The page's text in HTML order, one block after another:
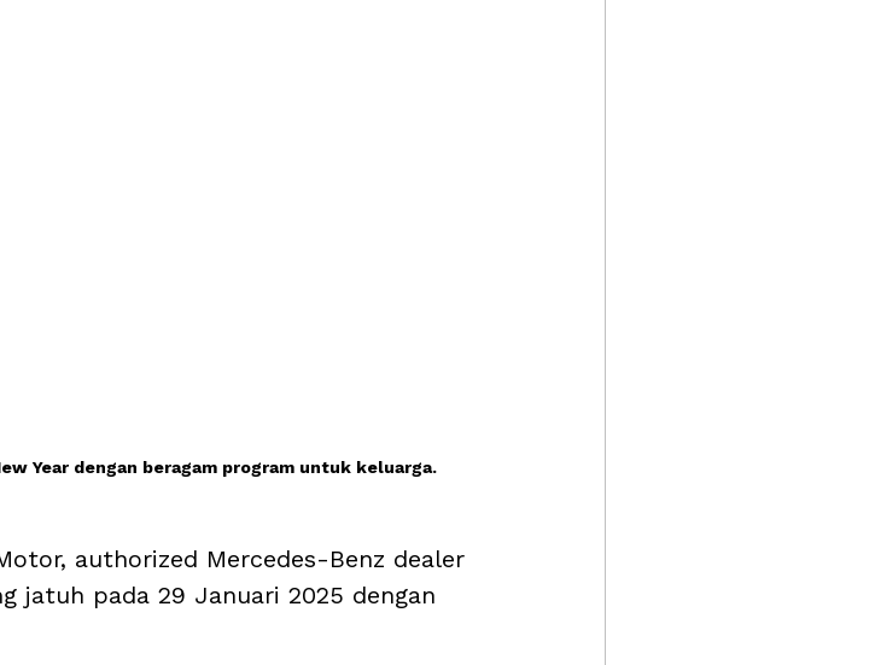
Year dengan beragam program untuk keluarga.
authorized Mercedes-Benz dealer
jatuh pada 29 Januari 2025 dengan